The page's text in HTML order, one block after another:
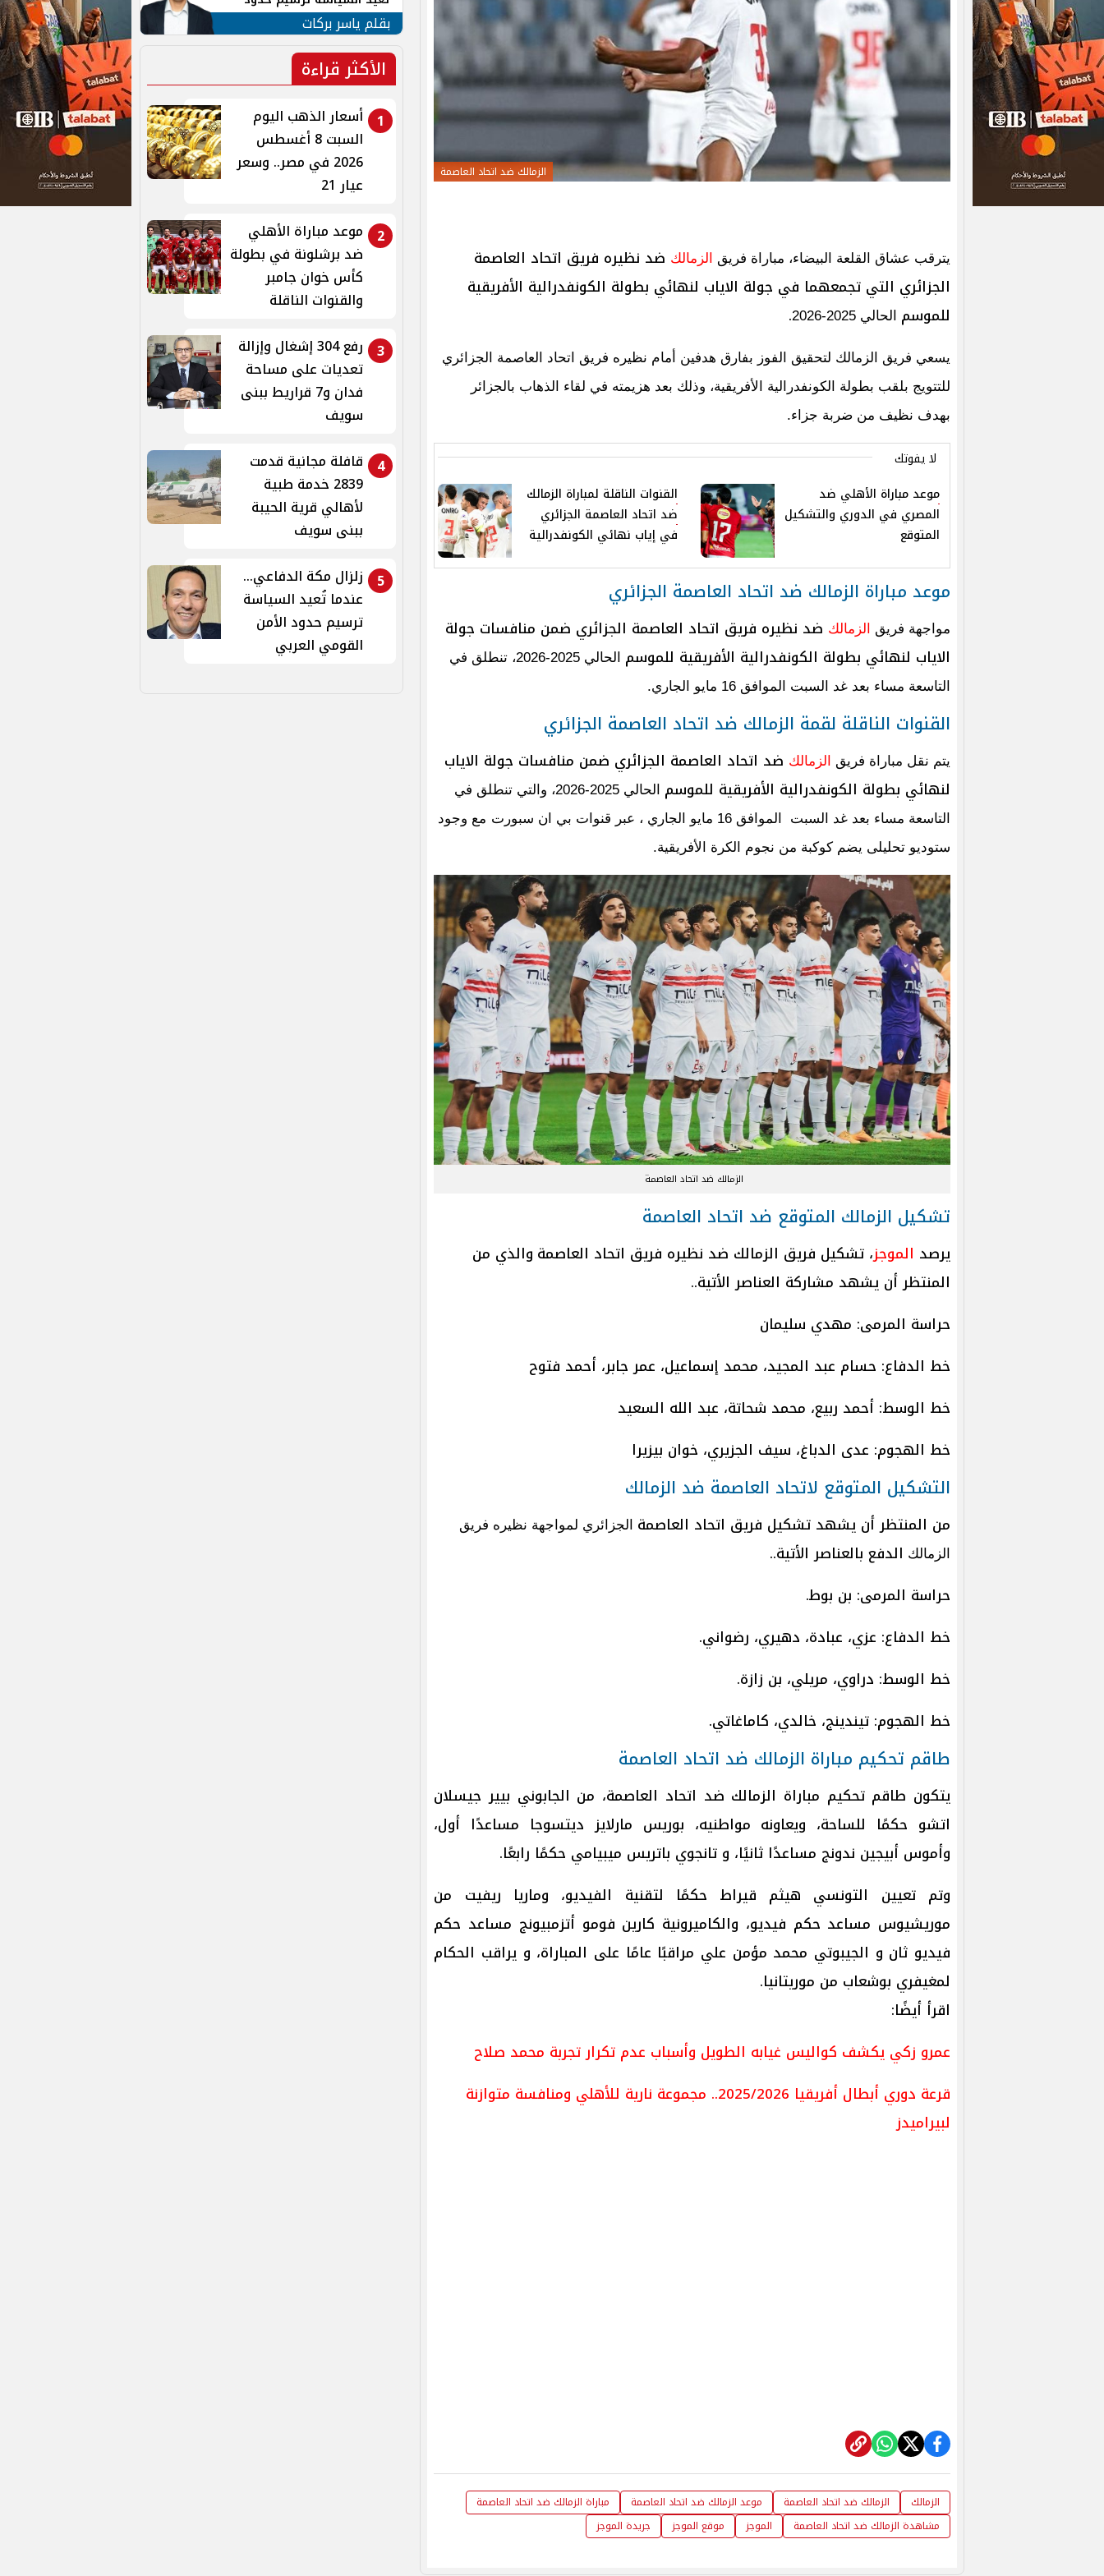
الزمالك ضد اتحاد العاصمة
يترقب عشاق القلعة البيضاء، مباراة فريق الزمالك ضد نظيره فريق اتحاد العاصمة
الجزائري التي تجمعهما في جولة الاياب لنهائي بطولة الكونفدرالية الأفريقية
للموسم الحالي 2025-2026 .
يسعي فريق الزمالك لتحقيق الفوز بفارق هدفين أمام نظيره فريق اتحاد العاصمة الجزائري
للتتويج بلقب بطولة الكونفدرالية الأفريقية، وذلك بعد هزيمته في لقاء الذهاب بالجزائر
بهدف نظيف من ضربة جزاء.
لا يفوتك
موعد مباراة الأهلي ضد
المصري في الدوري والتشكيل
المتوقع
القنوات الناقلة لمباراة الزمالك
ضد اتحاد العاصمة الجزائري
في إياب نهائي الكونفدرالية
موعد مباراة الزمالك ضد اتحاد العاصمة الجزائري
مواجهة فريق الزمالك ضد نظيره فريق اتحاد العاصمة الجزائري ضمن منافسات جولة
الاياب لنهائي بطولة الكونفدرالية الأفريقية للموسم
الحالي 2025-2026، تنطلق في
التاسعة مساء بعد غد السبت الموافق 16 مايو الجاري.
القنوات الناقلة لقمة الزمالك ضد اتحاد العاصمة الجزائري
يتم نقل مباراة فريق الزمالك ضد اتحاد العاصمة الجزائري ضمن منافسات جولة الاياب
لنهائي بطولة الكونفدرالية الأفريقية للموسم
الحالي 2025-2026، والتي تنطلق في
التاسعة مساء بعد غد السبت الموافق 16 مايو الجاري ، عبر قنوات بي ان سبورت
مع وجود
ستوديو تحليلى يضم كوكبة من نجوم الكرة الأفريقية.
الزمالك ضد اتحاد العاصمة
تشكيل الزمالك المتوقع ضد اتحاد العاصمة
يرصد الموجز، تشكيل فريق الزمالك ضد نظيره فريق اتحاد العاصمة والذي من
المنتظر أن يشهد مشاركة العناصر الأتية..
حراسة المرمى: مهدي سليمان
خط الدفاع: حسام عبد المجيد، محمد إسماعيل، عمر جابر، أحمد فتوح
خط الوسط: أحمد ربيع، محمد شحاتة، عبد الله السعيد
خط الهجوم: عدى الدباغ، سيف الجزيري، خوان بيزيرا
التشكيل المتوقع لاتحاد العاصمة ضد الزمالك
من المنتظر أن يشهد تشكيل فريق اتحاد العاصمة الجزائري لمواجهة نظيره فريق
الزمالك الدفع بالعناصر الأتية..
حراسة المرمى: بن بوط.
خط الدفاع: عزي، عبادة، دهيري، رضواني.
خط الوسط: دراوي، مريلي، بن زازة.
خط الهجوم: تيندينج، خالدي، كاماغاتي.
طاقم تحكيم مباراة الزمالك ضد اتحاد العاصمة
يتكون طاقم تحكيم مباراة الزمالك ضد اتحاد العاصمة، من الجابوني بيير جيسلان
اتشو حكمًا للساحة، ويعاونه مواطنيه، بوريس مارلايز ديتسوجا مساعدًا أول،
وأموس أبيجين ندونج مساعدًا ثانيًا، و تانجوي باتريس ميبيامي حكمًا رابعًا.
وتم تعيين التونسي هيثم قيراط حكمًا لتقنية الفيديو، وماريا ريفيت من
موريشيوس مساعد حكم فيديو، والكاميرونية كارين فومو أتزمبيونج مساعد حكم
فيديو ثان و الجيبوتي محمد مؤمن علي مراقبًا عامًا على المباراة، و يراقب الحكام
لمغيفري بوشعاب من موريتانيا.
اقرأ أيضًا:
عمرو زكي يكشف كواليس غيابه الطويل وأسباب عدم تكرار تجربة محمد صلاح
قرعة دوري أبطال أفريقيا 2025/2026.. مجموعة نارية للأهلي ومنافسة متوازنة
لبيراميدز
الزمالك الزمالك ضد اتحاد العاصمة موعد الزمالك ضد اتحاد العاصمة
مباراة الزمالك ضد اتحاد العاصمة
مشاهدة الزمالك ضد اتحاد العاصمة
الموجز موقع الموجز جريدة الموجز
الأمن القومي العربي
بقلم ياسر بركات
الأكثر قراءة
1
أسعار الذهب اليوم
السبت 8 أغسطس
2026 في مصر.. وسعر
عيار 21
2
موعد مباراة الأهلي
ضد برشلونة في بطولة
كأس خوان جامبر
والقنوات الناقلة
3
رفع 304 إشغال وإزالة
تعديات على مساحة
فدان و7 قراريط ببنى
سويف
4
قافلة مجانية قدمت
2839 خدمة طبية
لأهالي قرية الحيبة
ببنى سويف
5
زلزال مكة الدفاعي...
عندما تُعيد السياسة
ترسيم حدود الأمن
القومي العربي